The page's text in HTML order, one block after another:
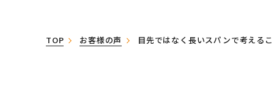
TOP お客様の声 目先ではなく長いスパンで考える